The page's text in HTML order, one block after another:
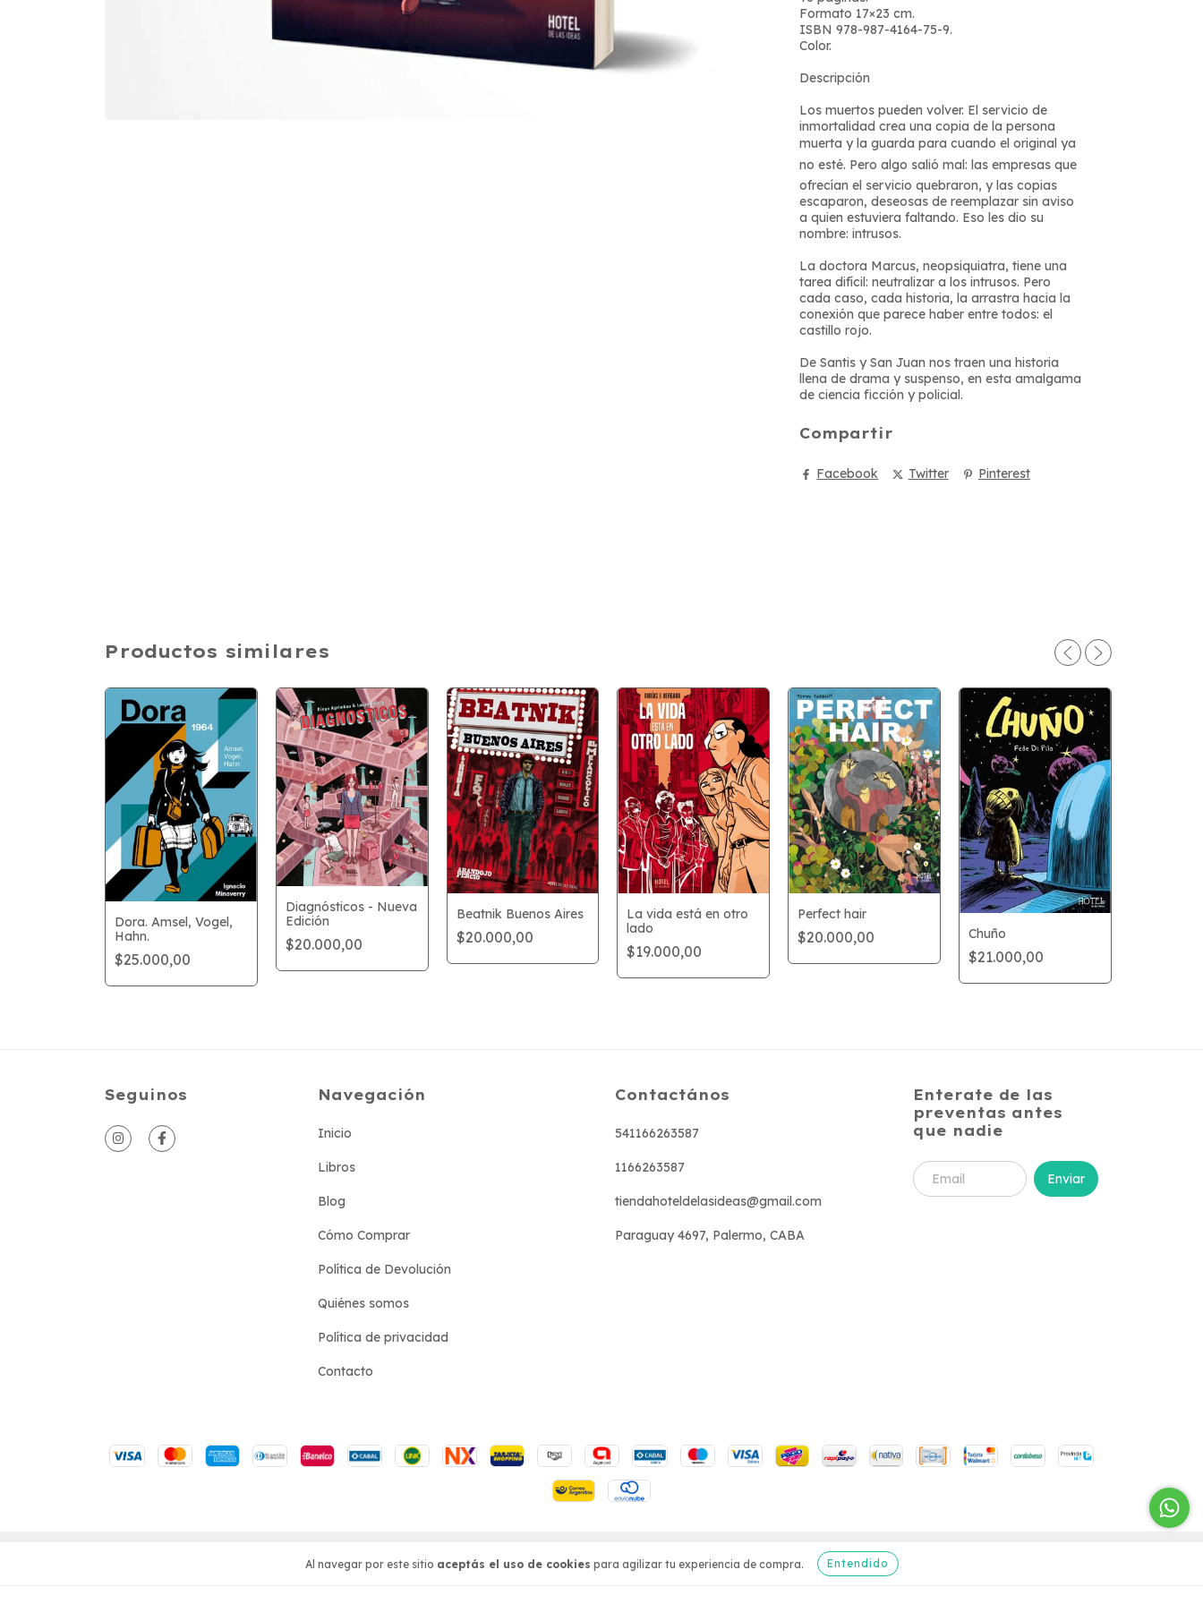
Al navegar por este sitio aceptás el uso de cookies para agilizar tu experiencia de compra. Entendido
Formato 17×23 cm.
ISBN 978-987-4164-75-9.
Color.
Descripción
Los muertos pueden volver. El servicio de
inmortalidad crea una copia de la persona
muerta y la guarda para cuando el original ya
no esté. Pero algo salió mal: las empresas que
ofrecían el servicio quebraron, y las copias
escaparon, deseosas de reemplazar sin aviso
a quien estuviera faltando. Eso les dio su
nombre: intrusos.
La doctora Marcus, neopsiquiatra, tiene una
tarea difícil: neutralizar a los intrusos. Pero
cada caso, cada historia, la arrastra hacia la
conexión que parece haber entre todos: el
castillo rojo.
De Santis y San Juan nos traen una historia
llena de drama y suspenso, en esta amalgama
de ciencia ficción y policial.
Compartir
Facebook Twitter Pinterest
Productos similares
Dora. Amsel, Vogel,
Hahn.
$25.000,00
Diagnósticos - Nueva
Edición
$20.000,00
Beatnik Buenos Aires
$20.000,00
La vida está en otro
lado
$19.000,00
Perfect hair
$20.000,00 Chuño
$21.000,00
Seguinos Navegación
Inicio
Libros
Blog
Cómo Comprar
Política de Devolución
Quiénes somos
Política de privacidad
Contacto
Contactános
541166263587
1166263587
tiendahoteldelasideas@gmail.com
Paraguay 4697, Palermo, CABA
Enterate de las
preventas antes
que nadie
Defensa de las y los consumidores. Para reclamos ingresá acá. / Botón de arrepentimiento